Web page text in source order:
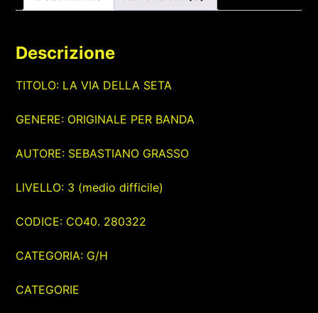
Descrizione
TITOLO: LA VIA DELLA SETA
GENERE: ORIGINALE PER BANDA
AUTORE: SEBASTIANO GRASSO
LIVELLO: 3 (medio difficile)
CODICE: CO40. 280322
CATEGORIA: G/H
CATEGORIE